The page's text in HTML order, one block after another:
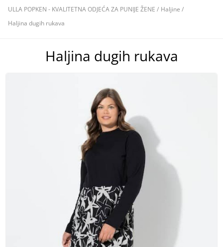
ULLA POPKEN - KVALITETNA ODJEĆA ZA PUNIJE ŽENE / Haljine /
Haljina dugih rukava
Haljina dugih rukava